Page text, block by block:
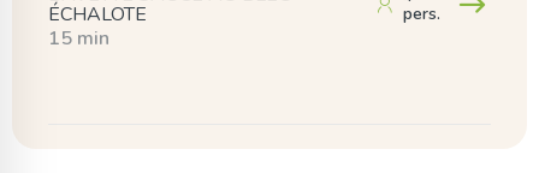
ÉCHALOTE pers.
15 min